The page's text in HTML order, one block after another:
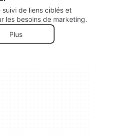
suivi de liens ciblés et
les besoins de marketing.
Plus